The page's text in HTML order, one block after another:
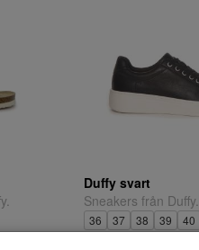
Duffy svart
Sneakers från Duffy.
36 37 38 39 40